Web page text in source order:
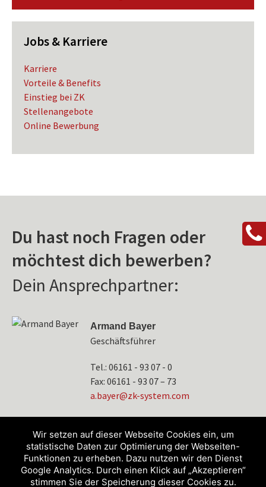
Jobs & Karriere
Karriere
Vorteile & Benefits
Einstieg bei ZK
Stellenangebote
Online Bewerbung
Du hast noch Fragen oder
möchtest dich bewerben?
Dein Ansprechpartner:
Armand Bayer
Geschäftsführer
Tel.: 06161 - 93 07 - 0
Fax: 06161 - 93 07 – 73
moc.m
etsys
-kz@r
eyab.
a
Wir setzen auf dieser Webseite Cookies ein, um
statistische Daten zur Optimierung der Webseiten-
Funktionen zu erheben. Dazu nutzen wir den Dienst
Google Analytics. Durch einen Klick auf „Akzeptieren“
stimmen Sie der Speicherung dieser Cookies zu.